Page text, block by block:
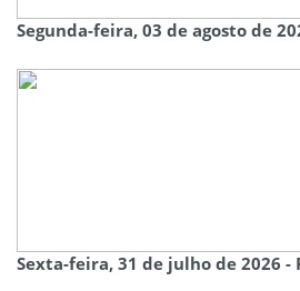
Segunda-feira, 03 de agosto de
Sexta-feira, 31 de julho de 2026 -